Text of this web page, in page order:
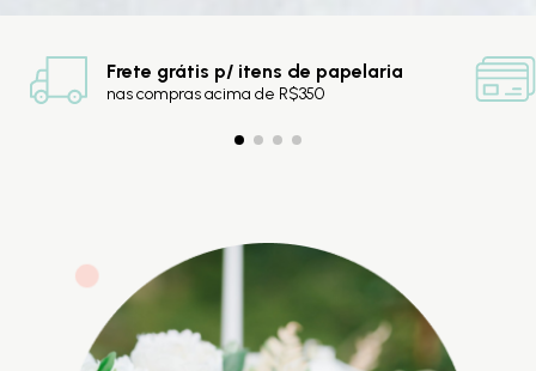
Frete grátis p/ itens de papelaria
nas compras acima de R$350